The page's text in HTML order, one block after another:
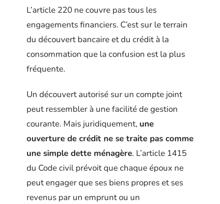
L’article 220 ne couvre pas tous les
engagements financiers. C’est sur le terrain
du découvert bancaire et du crédit à la
consommation que la confusion est la plus
fréquente.
Un découvert autorisé sur un compte joint
peut ressembler à une facilité de gestion
courante. Mais juridiquement, une
ouverture de crédit ne se traite pas comme
une simple dette ménagère. L’article 1415
du Code civil prévoit que chaque époux ne
peut engager que ses biens propres et ses
revenus par un emprunt ou un